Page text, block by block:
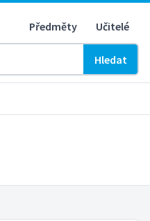
Předměty Učitelé
Hledat